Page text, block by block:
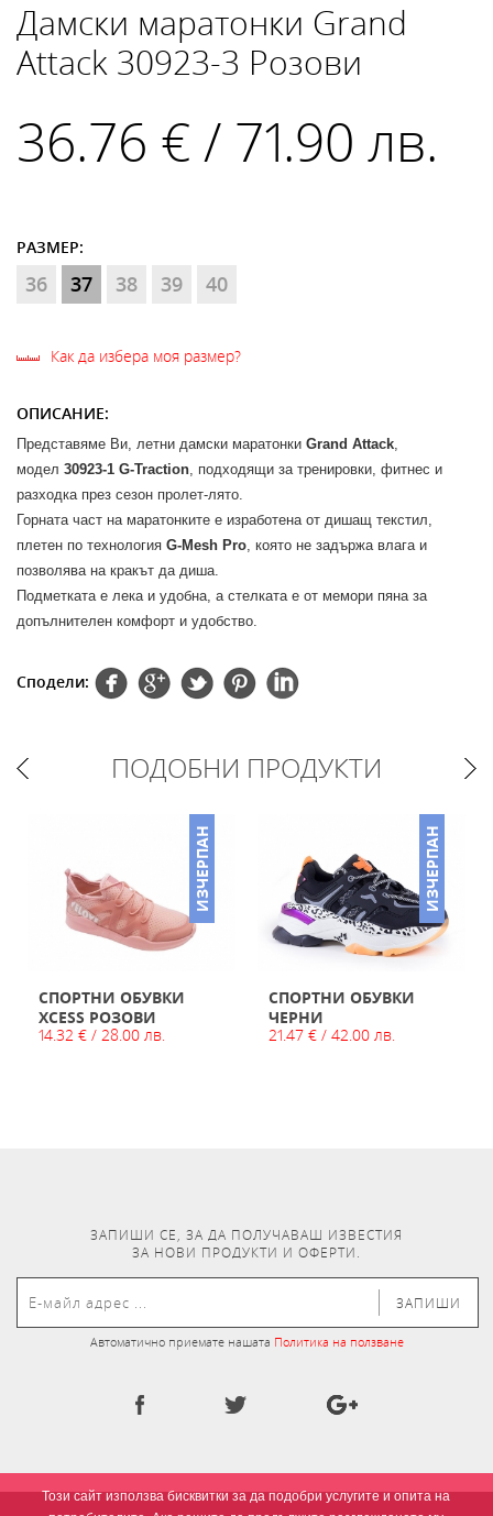
Този сайт използва бисквитки за да подобри услугите и опита на
Дамски маратонки Grand
Attack 30923-3 Розови
36.76 € / 71.90 лв.
РАЗМЕР:
36 37 38 39 40
Как да избера моя размер?
ОПИСАНИЕ:
Представяме Ви, летни дамски маратонки Grand Attack,
модел 30923-1 G-Traction, подходящи за тренировки, фитнес и
разходка през сезон пролет-лято.
Горната част на маратонките е изработена от дишащ текстил,
плетен по технология G-Mesh Pro, която не задържа влага и
позволява на кракът да диша.
Подметката е лека и удобна, а стелката е от мемори пяна за
допълнителен комфорт и удобство.
Сподели:
ПОДОБНИ ПРОДУКТИ
ИЗЧЕРПАН
СПОРТНИ ОБУВКИ
XCESS РОЗОВИ
14.32 € / 28.00 лв.
ИЗЧЕРПАН
СПОРТНИ ОБУВКИ
ЧЕРНИ
21.47 € / 42.00 лв.
ЗАПИШИ СЕ, ЗА ДА ПОЛУЧАВАШ ИЗВЕСТИЯ
ЗА НОВИ ПРОДУКТИ И ОФЕРТИ.
ЗАПИШИ
Автоматично приемате нашата Политика на ползване